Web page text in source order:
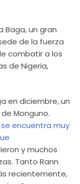
Baga, un gran
de la fuerza
combatir a los
de Nigeria,
en diciembre, un
Monguno.
se encuentra muy
y muchos
Tanto Rann
recientemente,